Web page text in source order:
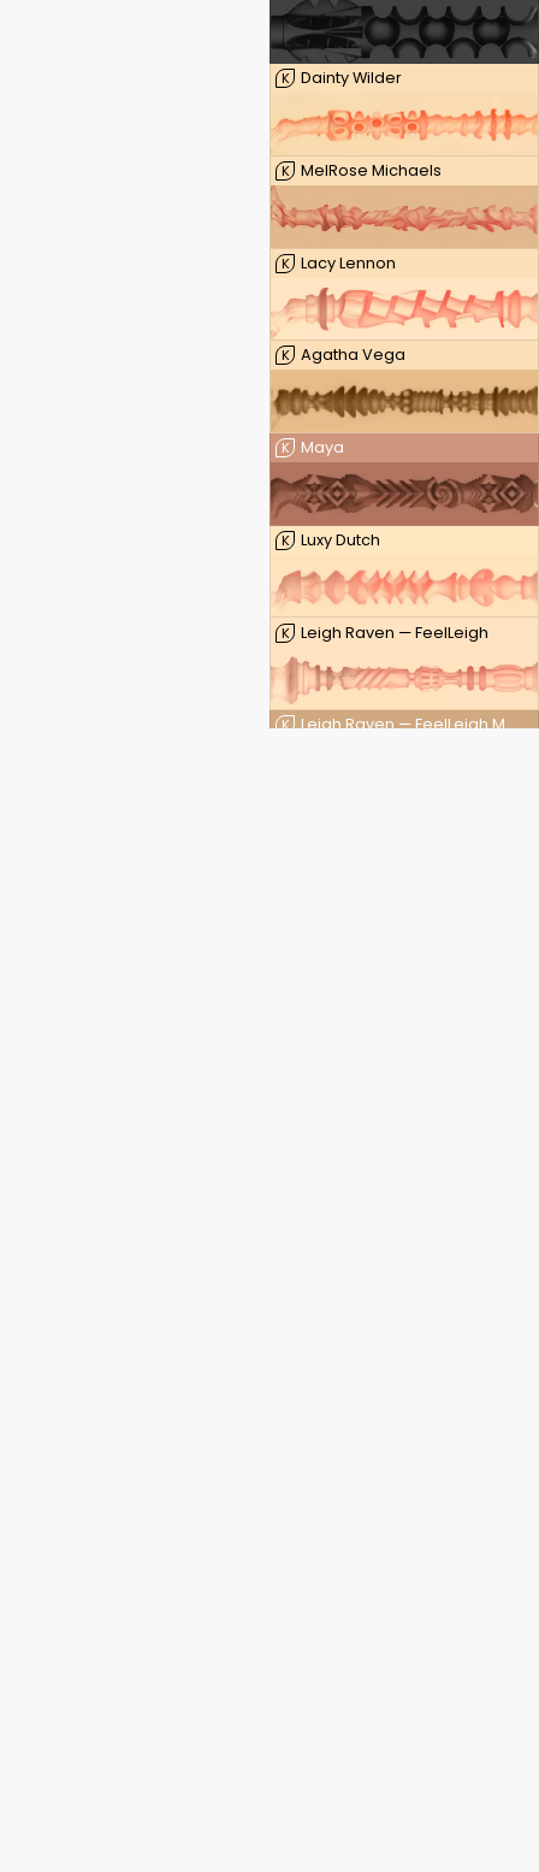
K Dainty Wilder
K MelRose Michaels
K Lacy Lennon
K Agatha Vega
K Maya
K Luxy Dutch
K Leigh Raven — FeelLeigh
K Leigh Raven — FeelLeigh Mouth